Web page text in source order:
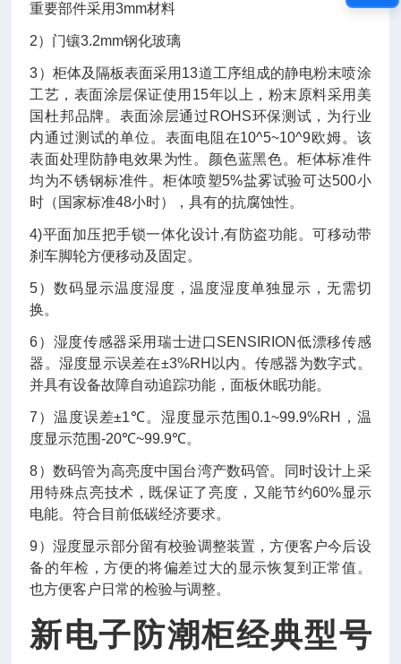
重要部件采用3mm材料
2）门镶3.2mm钢化玻璃
3）柜体及隔板表面采用 13道工序组成的静电粉末喷涂
工艺，表面涂层保证使用 15年以上，粉末原料采用美
国杜邦品牌。表面涂层通过 ROHS环保测试，为行业
内通过测试的单位。 表面电阻在10^5~10^9欧姆。该
表面处理防静电效果为性。颜色蓝黑色。柜体标准件
均为不锈钢标准件。柜体喷塑5%盐雾试验可达500小
时（国家标准48小时），具有的抗腐蚀性。
4)平面加压把手锁一体化设计,有防盗功能。可移动带
刹车脚轮方便移动及固定。
5）数码显示温度湿度，温度湿度单独显示，无需切
换。
6）湿度传感器采用 瑞士进口SENSIRION 低漂移传感
器。湿度显示误差在±3%RH 以内。传感器为数字式。
并具有设备故障自动追踪功能，面板休眠功能。
7 ）温度误差±1℃。湿度显示范围 0.1~99.9%RH
，温
度显示范围-20℃~99.9℃。
8）数码管为高亮度中国台湾产数码管。同时设计上采
用特殊点亮技术，既保证了亮度，又能节约60%显示
电能。符合目前低碳经济要求。
9）湿度显示部分留有校验调整装置，方便客户今后设
备的年检，方便的将偏差过大的显示恢复到正常值。
也方便客户日常的检验与调整。
新电子防潮柜经典型号